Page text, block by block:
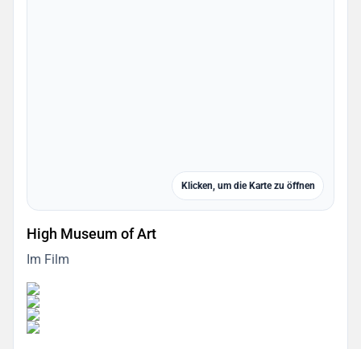
Klicken, um die Karte zu öffnen
High Museum of Art
Im Film